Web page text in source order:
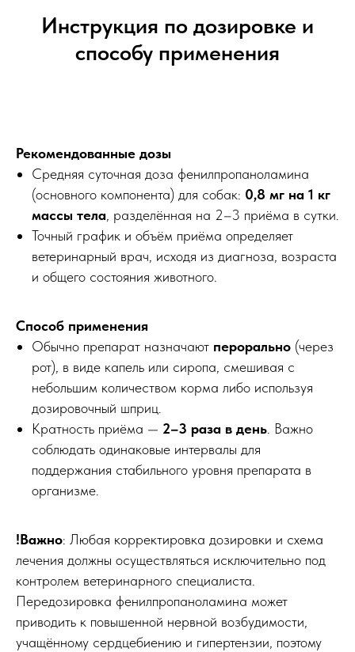
Инструкция по дозировке и
способу применения
Рекомендованные дозы
Средняя суточная доза фенилпропаноламина
(основного компонента) для собак: 0,8 мг на 1 кг
массы тела, разделённая на 2–3 приёма в сутки.
Точный график и объём приёма определяет
ветеринарный врач, исходя из диагноза, возраста
и общего состояния животного.
Способ применения
Обычно препарат назначают перорально (через
рот), в виде капель или сиропа, смешивая с
небольшим количеством корма либо используя
дозировочный шприц.
Кратность приёма — 2–3 раза в день. Важно
соблюдать одинаковые интервалы для
поддержания стабильного уровня препарата в
организме.
!Важно: Любая корректировка дозировки и схема
лечения должны осуществляться исключительно под
контролем ветеринарного специалиста.
Передозировка фенилпропаноламина может
приводить к повышенной нервной возбудимости,
учащённому сердцебиению и гипертензии, поэтому